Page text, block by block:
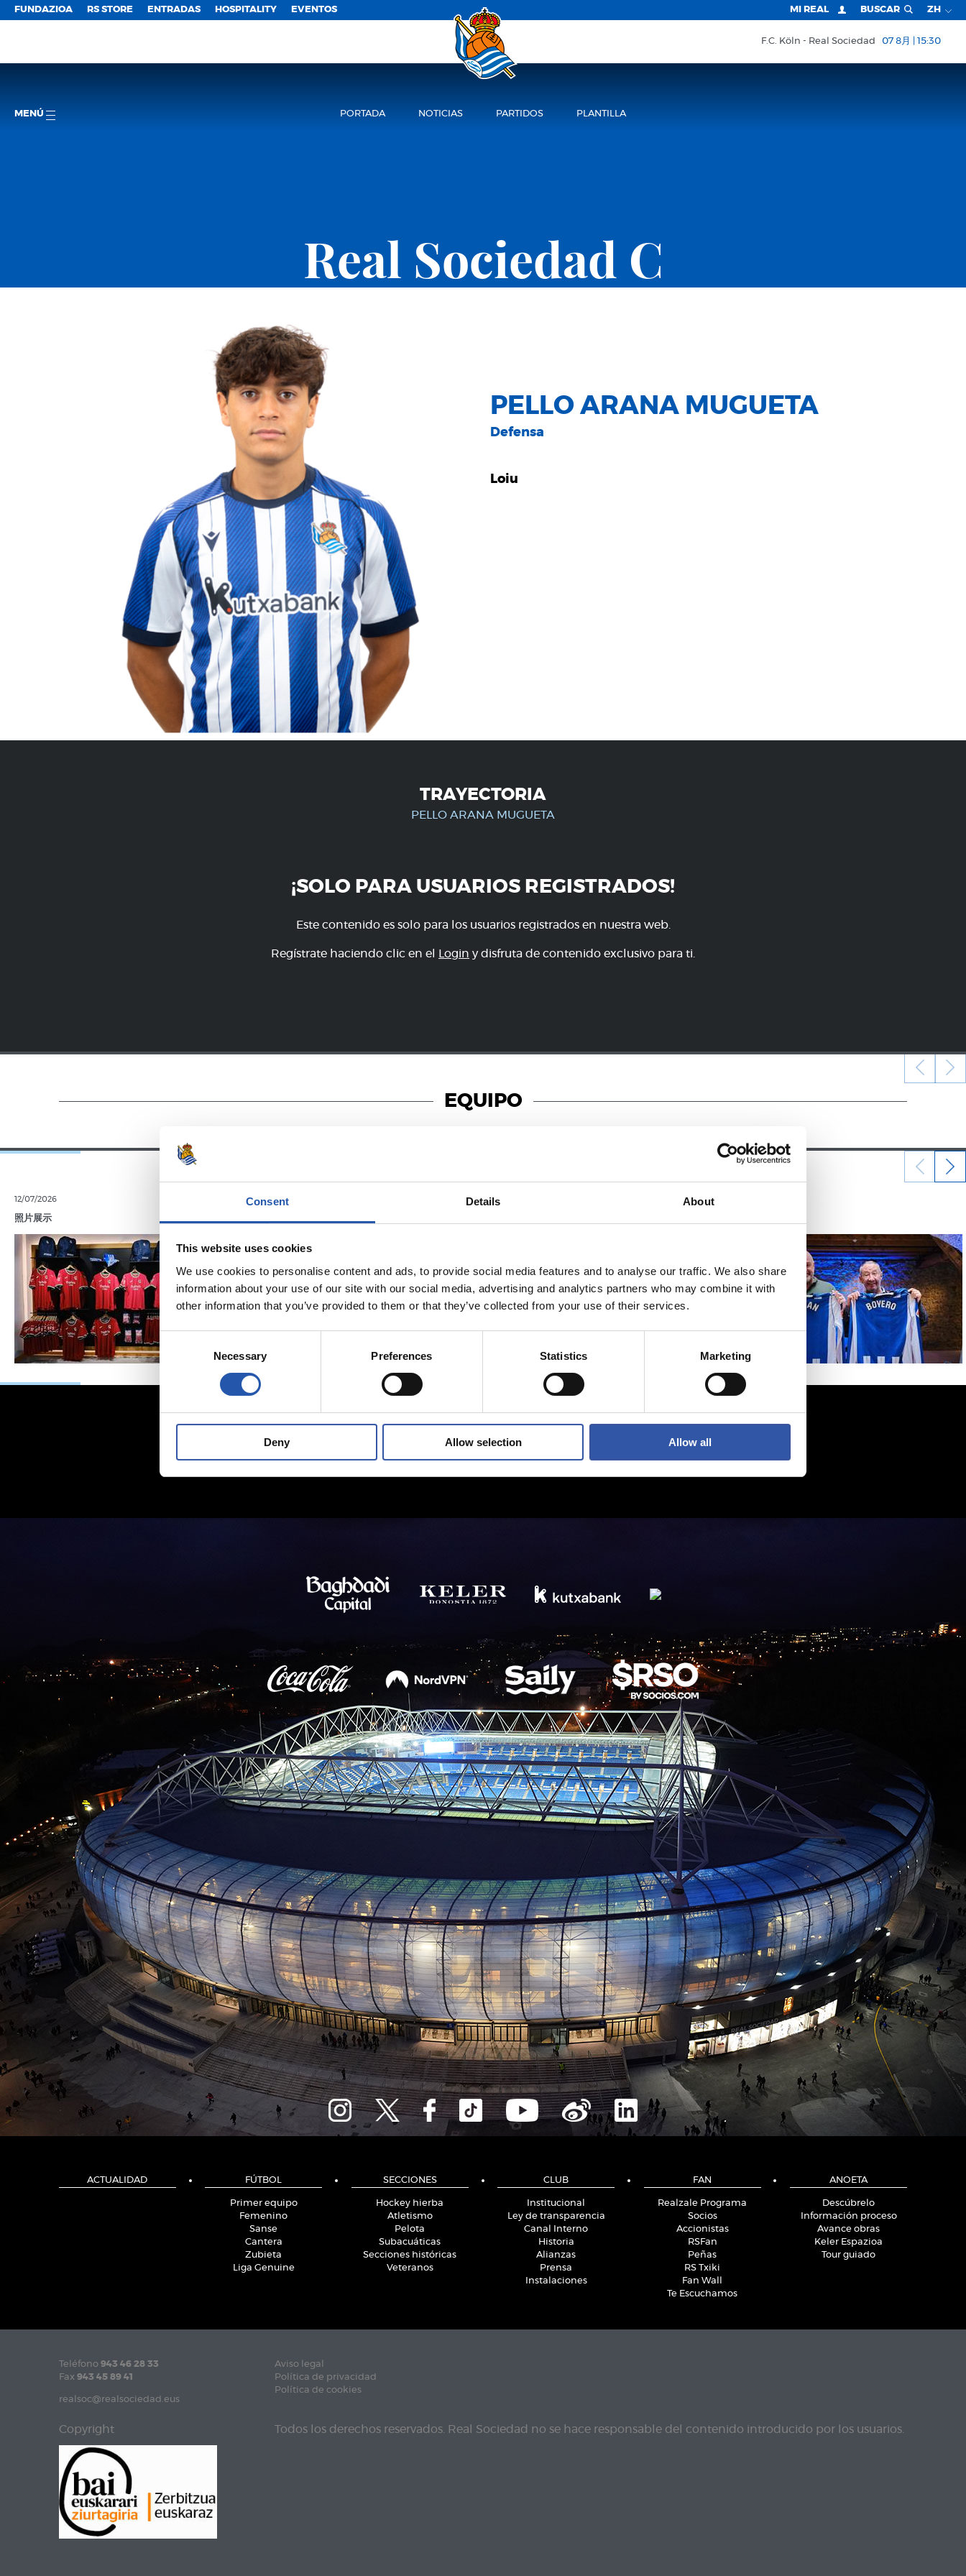
Consent Details About
This website uses cookies
We use cookies to personalise content and ads, to provide social media features and to analyse our traffic. We also share
information about your use of our site with our social media, advertising and analytics partners who may combine it with
other information that you’ve provided to them or that they’ve collected from your use of their services.
Selection
Necessary Preferences Statistics Marketing
Deny Allow selection Allow all
FUNDAZIOA RS STORE ENTRADAS HOSPITALITY EVENTOS MI REAL BUSCAR ZH
F.C. Köln Real Sociedad 07 8月 | 15:30
MENÚ PORTADA NOTICIAS PARTIDOS PLANTILLA
Real Sociedad C
PELLO ARANA MUGUETA
Defensa
Loiu
TRAYECTORIA
PELLO ARANA MUGUETA
¡SOLO PARA USUARIOS REGISTRADOS!
Este contenido es solo para los usuarios registrados en nuestra web.
Regístrate haciendo clic en el Login y disfruta de contenido exclusivo para ti.
EQUIPO
12/07/2026
照片展示
11/07/2026 08/07/2026
ACTUALIDAD FÚTBOL
Primer equipo
Femenino
Sanse
Cantera
Zubieta
Liga Genuine
SECCIONES
Hockey hierba
Atletismo
Pelota
Subacuáticas
Secciones históricas
Veteranos
CLUB
Institucional
Ley de transparencia
Canal Interno
Historia
Alianzas
Prensa
Instalaciones
FAN
Realzale Programa
Socios
Accionistas
RSFan
Peñas
RS Txiki
Fan Wall
Te Escuchamos
ANOETA
Descúbrelo
Información proceso
Avance obras
Keler Espazioa
Tour guiado
Teléfono 943 46 28 33
Fax 943 45 89 41
realsoc@realsociedad.eus
Aviso legal
Política de privacidad
Política de cookies
Copyright Todos los derechos reservados. Real Sociedad no se hace responsable del contenido introducido por los usuarios.